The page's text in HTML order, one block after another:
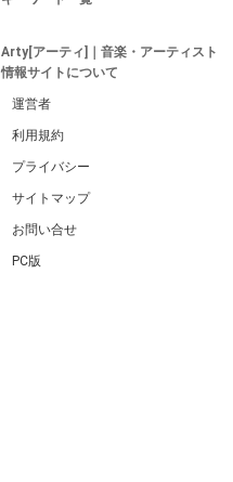
Arty[アーティ]｜音楽・アーティスト
情報サイトについて
運営者
利用規約
プライバシー
サイトマップ
お問い合せ
PC版